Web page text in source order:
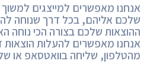
אנחנו מאפשרים למייצגים
שלכם אליהם, בכל דרך שנוחה
ההוצאות שלכם בצורה הכי נוחה
אנחנו מאפשרים להעלות
מהטלפון, שליחה בוואטסאפ או